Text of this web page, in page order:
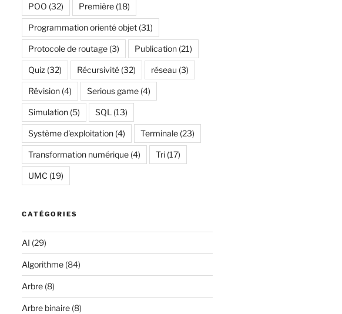
POO (32) Première(18)
Programmation orienté objet(31)
Protocole de routage(3) Publication(21)
Quiz (32) Récursivité(32) réseau (3)
Révision(4) Serious game(4)
Simulation(5) SQL (13)
Système d'exploitation(4) Terminale(23)
Transformation numérique(4) Tri(17)
UMC (19)
CATÉGORIES
AI (29)
Algorithme(84)
Arbre(8)
Arbre binaire(8)